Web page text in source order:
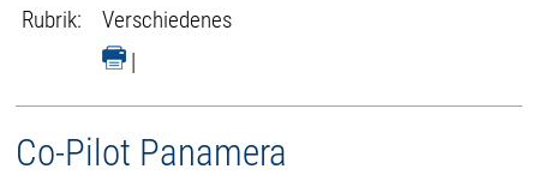
Rubrik:
Verschiedenes
|
Co-Pilot Panamera